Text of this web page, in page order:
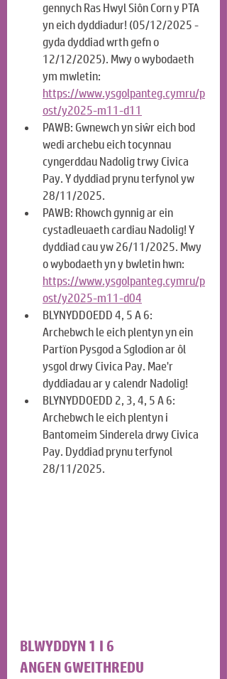
gennych Ras Hwyl Siôn Corn y PTA
yn eich dyddiadur! (05/12/2025 -
gyda dyddiad wrth gefn o
12/12/2025). Mwy o wybodaeth
ym mwletin:
https://www.ysgolpanteg.cymru/p
ost/y2025-m11-d11
PAWB: Gwnewch yn siŵr eich bod
wedi archebu eich tocynnau
cyngerddau Nadolig trwy Civica
Pay. Y dyddiad prynu terfynol yw
28/11/2025.
PAWB: Rhowch gynnig ar ein
cystadleuaeth cardiau Nadolig! Y
dyddiad cau yw 26/11/2025. Mwy
o wybodaeth yn y bwletin hwn:
https://www.ysgolpanteg.cymru/p
ost/y2025-m11-d04
BLYNYDDOEDD 4, 5 A 6:
Archebwch le eich plentyn yn ein
Partïon Pysgod a Sglodion ar ôl
ysgol drwy Civica Pay. Mae'r
dyddiadau ar y calendr Nadolig!
BLYNYDDOEDD 2, 3, 4, 5 A 6:
Archebwch le eich plentyn i
Bantomeim Sinderela drwy Civica
Pay. Dyddiad prynu terfynol
28/11/2025.
BLWYDDYN 1 I 6
ANGEN GWEITHREDU